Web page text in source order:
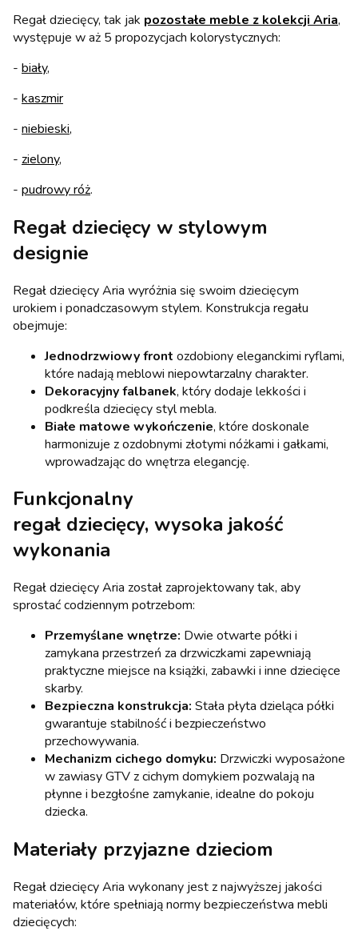
Regał dziecięcy, tak jak pozostałe meble z kolekcji Aria,
występuje w aż 5 propozycjach kolorystycznych:
- biały,
- kaszmir
- niebieski,
- zielony,
- pudrowy róż.
Regał dziecięcy w stylowym
designie
Regał dziecięcy Aria wyróżnia się swoim dziecięcym
urokiem i ponadczasowym stylem. Konstrukcja regału
obejmuje:
Jednodrzwiowy front ozdobiony eleganckimi ryflami,
które nadają meblowi niepowtarzalny charakter.
Dekoracyjny falbanek, który dodaje lekkości i
podkreśla dziecięcy styl mebla.
Białe matowe wykończenie, które doskonale
harmonizuje z ozdobnymi złotymi nóżkami i gałkami,
wprowadzając do wnętrza elegancję.
Funkcjonalny
regał dziecięcy, wysoka jakość
wykonania
Regał dziecięcy Aria został zaprojektowany tak, aby
sprostać codziennym potrzebom:
Przemyślane wnętrze: Dwie otwarte półki i
zamykana przestrzeń za drzwiczkami zapewniają
praktyczne miejsce na książki, zabawki i inne dziecięce
skarby.
Bezpieczna konstrukcja: Stała płyta dzieląca półki
gwarantuje stabilność i bezpieczeństwo
przechowywania.
Mechanizm cichego domyku: Drzwiczki wyposażone
w zawiasy GTV z cichym domykiem pozwalają na
płynne i bezgłośne zamykanie, idealne do pokoju
dziecka.
Materiały przyjazne dzieciom
Regał dziecięcy Aria wykonany jest z najwyższej jakości
materiałów, które spełniają normy bezpieczeństwa mebli
dziecięcych: